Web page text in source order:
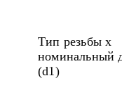
Тип резьбы x
номинальный
(d1)